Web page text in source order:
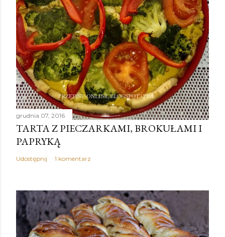
grudnia 07, 2016
TARTA Z PIECZARKAMI, BROKUŁAMI I
PAPRYKĄ
Udostępnij 1 komentarz